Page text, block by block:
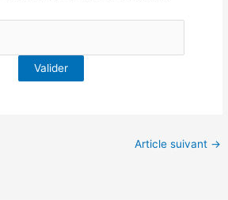
Article suivant →